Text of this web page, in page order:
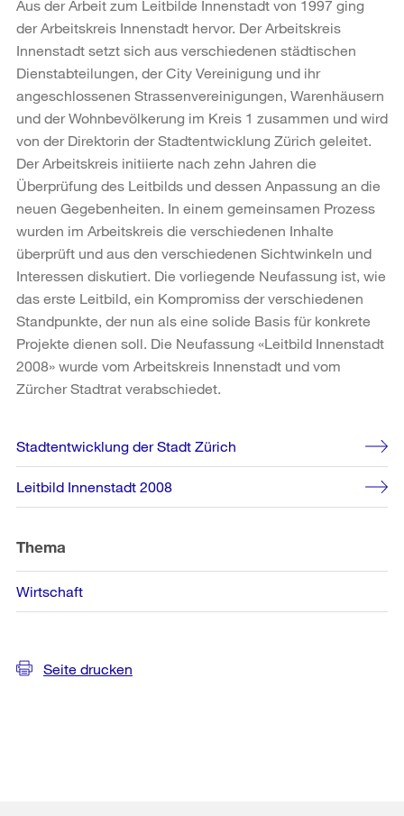
Aus der Arbeit zum Leitbilde Innenstadt von 1997 ging
der Arbeitskreis Innenstadt hervor. Der Arbeitskreis
Innenstadt setzt sich aus verschiedenen städtischen
Dienstabteilungen, der City Vereinigung und ihr
angeschlossenen Strassenvereinigungen, Warenhäusern
und der Wohnbevölkerung im Kreis 1 zusammen und wird
von der Direktorin der Stadtentwicklung Zürich geleitet.
Der Arbeitskreis initiierte nach zehn Jahren die
Überprüfung des Leitbilds und dessen Anpassung an die
neuen Gegebenheiten. In einem gemeinsamen Prozess
wurden im Arbeitskreis die verschiedenen Inhalte
überprüft und aus den verschiedenen Sichtwinkeln und
Interessen diskutiert. Die vorliegende Neufassung ist, wie
das erste Leitbild, ein Kompromiss der verschiedenen
Standpunkte, der nun als eine solide Basis für konkrete
Projekte dienen soll. Die Neufassung «Leitbild Innenstadt
2008» wurde vom Arbeitskreis Innenstadt und vom
Zürcher Stadtrat verabschiedet.
Weitere
Informationen
Stadtentwicklung der Stadt Zürich
Leitbild Innenstadt 2008
Thema
Wirtschaft
Seite drucken